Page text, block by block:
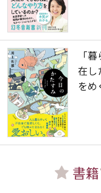
「
在し
をめ
書籍